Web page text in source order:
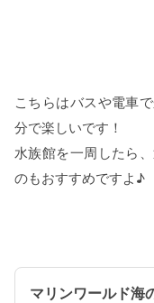
こちらはバスや電車
分で楽しいです！
水族館を一周したら
のもおすすめですよ♪
マリンワールド海